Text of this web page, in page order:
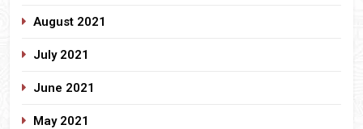
August 2021
July 2021
June 2021
May 2021